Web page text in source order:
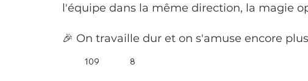
l'équipe dans la même direction, la magie
🎉 On travaille dur et on s'amuse encore
109 8